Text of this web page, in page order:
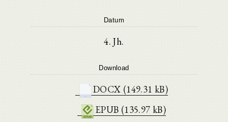
Datum
4. Jh.
Download
DOCX (149.31 kB)
EPUB (135.97 kB)